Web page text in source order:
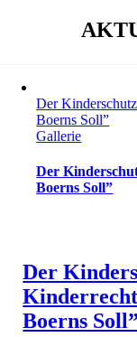
Der
Boerns Soll”
Gallerie
Der
Boerns Soll”
Der
Boerns Soll”